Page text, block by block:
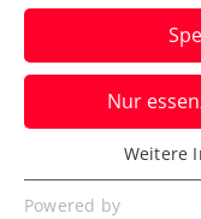
Am Dienstag
Startschuss.
folgen in den
Verfasst von:
Nur
Essenziell
Essenzielle
Weitere
Powered by